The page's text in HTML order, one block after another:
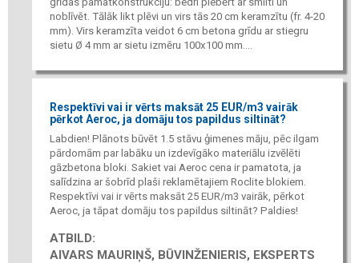
noblīvēt. Tālāk likt plēvi un virs tās 20 cm keramzītu (fr. 4-20
mm). Virs keramzīta veidot 6 cm betona grīdu ar stiegru
sietu Ø 4 mm ar sietu izmēru 100x100 mm....
Respektīvi vai ir vērts maksāt 25 EUR/m3 vairāk
pērkot Aeroc, ja domāju tos papildus siltināt?
Labdien! Plānots būvēt 1.5 stāvu ģimenes māju, pēc ilgam
pārdomām par labāku un izdevīgāko materiālu izvēlēti
gāzbetona bloki. Sakiet vai Aeroc cena ir pamatota, ja
salīdzina ar šobrīd plaši reklamētajiem Roclite blokiem.
Respektīvi vai ir vērts maksāt 25 EUR/m3 vairāk, pērkot
Aeroc, ja tāpat domāju tos papildus siltināt? Paldies!
ATBILD:
AIVARS MAURIŅŠ, BŪVINŽENIERIS, EKSPERTS